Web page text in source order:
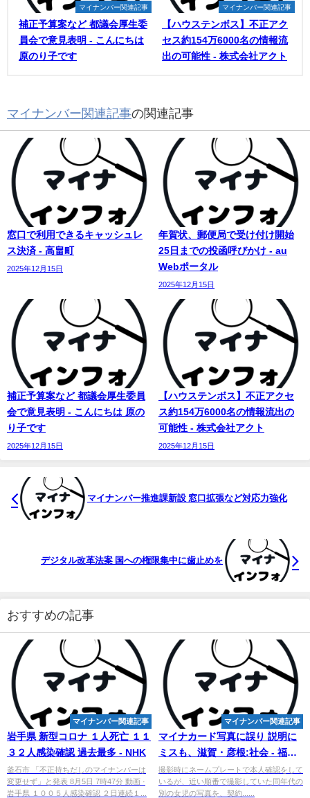
マイナンバー関連記事
補正予算案など 都議会厚生委
員会で意見表明 - こんにちは
原のり子です
マイナンバー関連記事
【ハウステンボス】不正アク
セス約154万6000名の情報流
出の可能性 - 株式会社アクト
マイナンバー関連記事の関連記事
窓口で利用できるキャッシュレ
ス決済 - 高畠町
2025年12月15日
年賀状、郵便局で受け付け開始
25日までの投函呼びかけ - au
Webポータル
2025年12月15日
補正予算案など 都議会厚生委員
会で意見表明 - こんにちは 原の
り子です
2025年12月15日
【ハウステンボス】不正アクセ
ス約154万6000名の情報流出の
可能性 - 株式会社アクト
2025年12月15日
マイナンバー推進課新設 窓口拡張など対応力強化
デジタル改革法案 国への権限集中に歯止めを
おすすめの記事
マイナンバー関連記事
岩手県 新型コロナ １人死亡 １１
３２人感染確認 過去最多 - NHK
釜石市 「不正持ちだしのマイナンバーは
変更せず」と発表 8月5日 7時47分 動画 ·
岩手県 １００５人感染確認 ２日連続１...
マイナンバー関連記事
マイナカード写真に誤り 説明に
ミスも、滋賀・彦根:社会 - 福島
民友新聞社
撮影時にネームプレートで本人確認をして
いるが、近い順番で撮影していた同年代の
別の女児の写真を、契約......